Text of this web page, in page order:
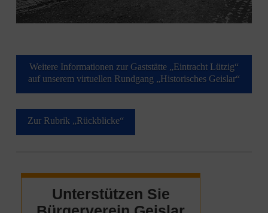
Weitere Informationen zur Gaststätte „Eintracht Lützig“
auf unserem virtuellen Rundgang „Historisches Geislar“
Zur Rubrik „Rückblicke“